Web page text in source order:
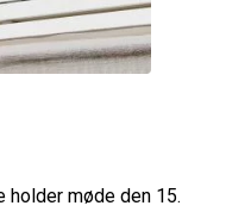
holder møde den 15.